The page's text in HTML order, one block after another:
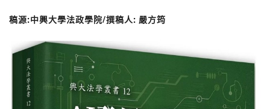
稿源:中興大學法政學院/撰稿人: 嚴方筠